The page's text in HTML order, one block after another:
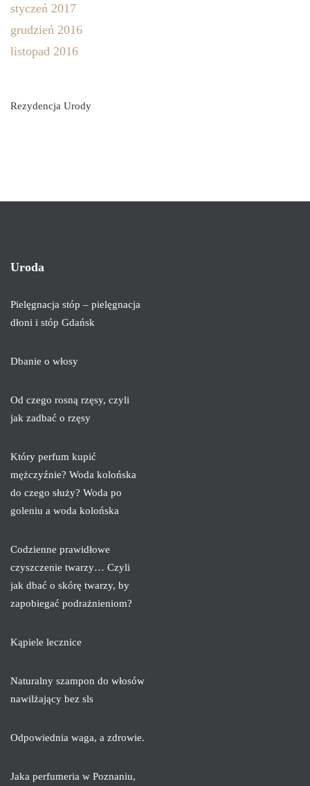
styczeń 2017
grudzień 2016
listopad 2016
Rezydencja Urody
Uroda
Pielęgnacja stóp – pielęgnacja
dłoni i stóp Gdańsk
Dbanie o włosy
Od czego rosną rzęsy, czyli
jak zadbać o rzęsy
Który perfum kupić
mężczyźnie? Woda kolońska
do czego służy? Woda po
goleniu a woda kolońska
Codzienne prawidłowe
czyszczenie twarzy… Czyli
jak dbać o skórę twarzy, by
zapobiegać podrażnieniom?
Kąpiele lecznice
Naturalny szampon do włosów
nawilżający bez sls
Odpowiednia waga, a zdrowie.
Jaka perfumeria w Poznaniu,